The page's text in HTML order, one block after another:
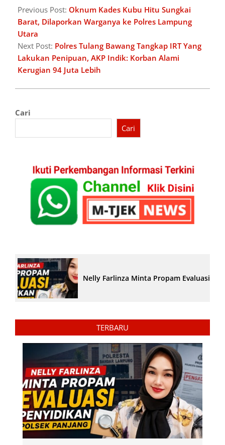
11-
17
Previous Post: Oknum Kades Kubu Hitu Sungkai
Barat, Dilaporkan Warganya ke Polres Lampung
Utara
Next Post: Polres Tulang Bawang Tangkap IRT Yang
Lakukan Penipuan, AKP Indik: Korban Alami
Kerugian 94 Juta Lebih
Cari
Cari
Nelly Farlinza Minta Propam Evaluasi
TERBARU